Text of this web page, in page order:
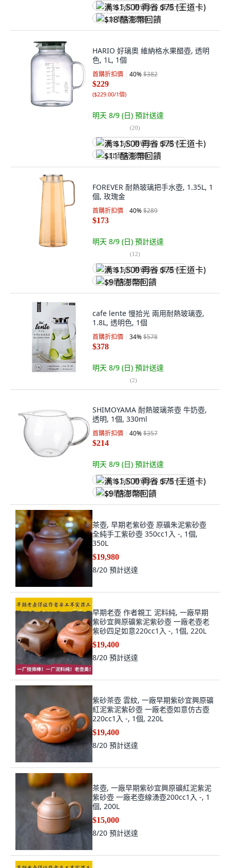
满 $1,500 再省 $75 (王道卡)
$18 酷澎幣回饋
HARIO 好璃奧 維納格水果醋壺, 透明
色, 1L, 1個
首購折扣價 40%$382
$229
($229.00/1個)
明天 8/9 (日) 預計送達
(20)
满 $1,500 再省 $75 (王道卡)
$11 酷澎幣回饋
FOREVER 耐熱玻璃把手水壺, 1.35L, 1
個, 玫瑰金
首購折扣價 40%$289
$173
明天 8/9 (日) 預計送達
(12)
满 $1,500 再省 $75 (王道卡)
$9 酷澎幣回饋
cafe lente 慢拾光 兩用耐熱玻璃壺,
1.8L, 透明色, 1個
首購折扣價 34%$578
$378
明天 8/9 (日) 預計送達
(2)
SHIMOYAMA 耐熱玻璃茶壺 牛奶壺,
透明, 1個, 330ml
首購折扣價 40%$357
$214
明天 8/9 (日) 預計送達
满 $1,500 再省 $75 (王道卡)
$9 酷澎幣回饋
茶壺, 早期老紫砂壺 原礦朱泥紫砂壺
全純手工紫砂壺 350cc1入 -, 1個,
350L
$19,980
8/20 預計送達
早期老壺 作者親工 泥料純, 一廠早期
紫砂宜興原礦紫泥紫砂壺 一廠老壺老
紫砂四足如意220cc1入 -, 1個, 220L
$19,400
8/20 預計送達
紫砂茶壺 雲紋, 一廠早期紫砂宜興原礦
紅泥紫泥紫砂壺 一廠老壺如意仿古壺
220cc1入 -, 1個, 220L
$19,400
8/20 預計送達
茶壺, 一廠早期紫砂宜興原礦紅泥紫泥
紫砂壺 一廠老壺線湧壺200cc1入 -, 1
個, 200L
$15,000
8/20 預計送達